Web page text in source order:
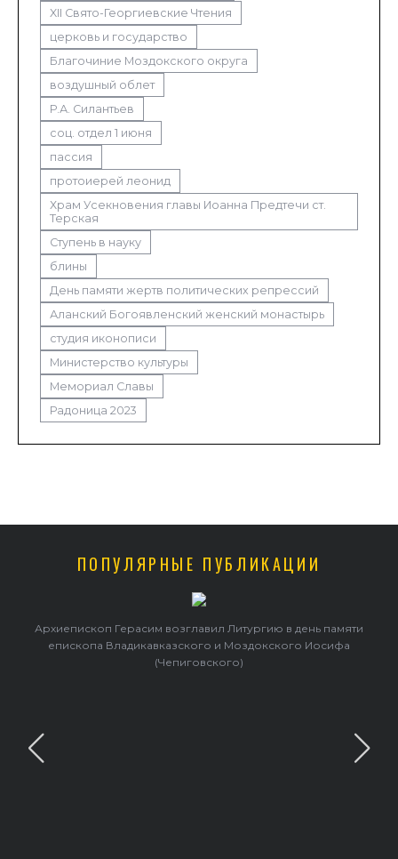
XII Свято-Георгиевские Чтения
церковь и государство
Благочиние Моздокского округа
воздушный облет
Р.А. Силантьев
соц. отдел 1 июня
пассия
протоиерей леонид
Храм Усекновения главы Иоанна Предтечи ст.
Терская
Ступень в науку
блины
День памяти жертв политических репрессий
Аланский Богоявленский женский монастырь
студия иконописи
Министерство культуры
Мемориал Славы
Радоница 2023
ПОПУЛЯРНЫЕ ПУБЛИКАЦИИ
Архиепископ Герасим возглавил Литургию в день памяти
епископа Владикавказского и Моздокского Иосифа
(Чепиговского)